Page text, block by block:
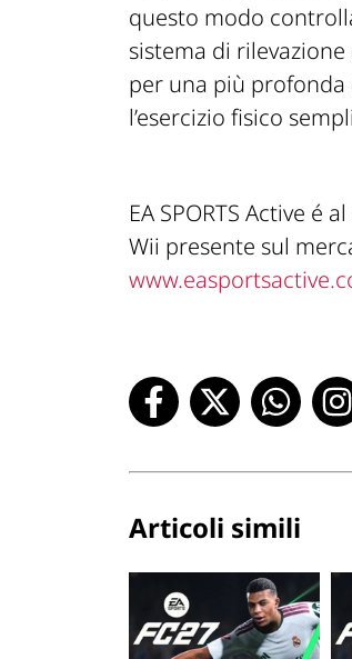
questo modo
sistema di
per una più
l’esercizio fisico
EA SPORTS Active é
Wii presente sul
Articoli simili